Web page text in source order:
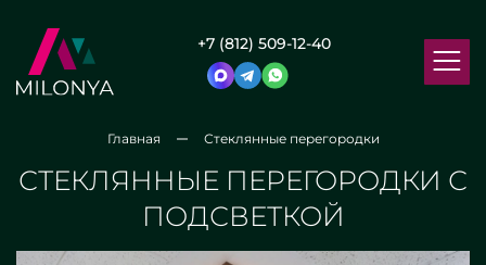
+7 (812) 509-12-40
Главная Стеклянные перегородки
СТЕКЛЯННЫЕ ПЕРЕГОРОДКИ С
ПОДСВЕТКОЙ